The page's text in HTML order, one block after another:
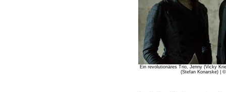
Ein revolutionäres Trio, Jenny (Vicky
(Stefan Konarske) |